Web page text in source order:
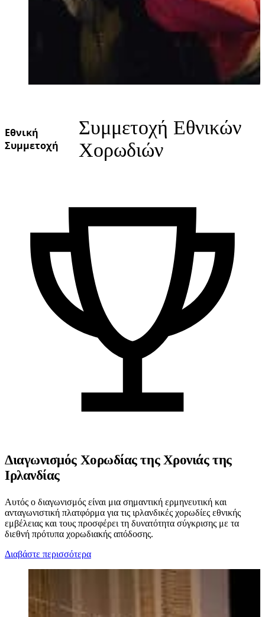
Εθνική
Συμμετοχή
Συμμετοχή Εθνικών
Χορωδιών
Διαγωνισμός Χορωδίας της Χρονιάς της
Ιρλανδίας
Αυτός ο διαγωνισμός είναι μια σημαντική ερμηνευτική και
ανταγωνιστική πλατφόρμα για τις ιρλανδικές χορωδίες εθνικής
εμβέλειας και τους προσφέρει τη δυνατότητα σύγκρισης με τα
διεθνή πρότυπα χορωδιακής απόδοσης.
Διαβάστε περισσότερα